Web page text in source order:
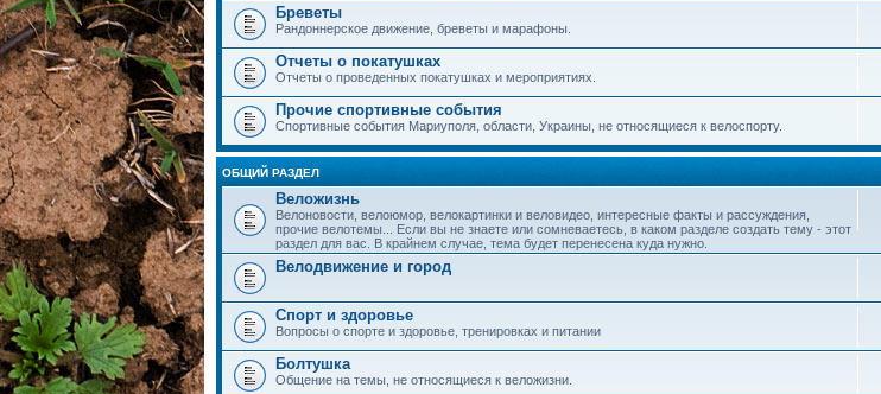
Бреветы
Рандоннерское движение, бреветы и марафоны.
Отчеты о покатушках
Отчеты о проведенных покатушках и мероприятиях.
Прочие спортивные события
Спортивные события Мариуполя, области, Украины, не относящиеся к велоспорту.
ОБЩИЙ РАЗДЕЛ
Веложизнь
Велоновости, велоюмор, велокартинки и веловидео, интересные факты и рассуждения,
прочие велотемы... Если вы не знаете или сомневаетесь, в каком разделе создать тему - этот
раздел для вас. В крайнем случае, тема будет перенесена куда нужно.
Велодвижение и город
Спорт и здоровье
Вопросы о спорте и здоровье, тренировках и питании
Болтушка
Общение на темы, не относящиеся к веложизни.